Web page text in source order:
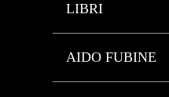
LIBRI
AIDO FUBINE